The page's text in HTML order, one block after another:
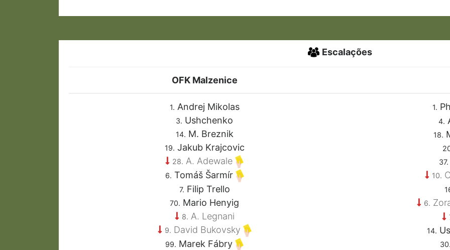
Escalações
OFK Malzenice
1. Andrej Mikolas
3. Ushchenko
14. M. Breznik
19. Jakub Krajcovic
28. A. Adewale
6. Tomáš Šarmír
7. Filip Trello
70. Mario Henyig
8. A. Legnani
9. David Bukovsky
99. Marek Fábry
1.
4.
18.
37.
10.
6.
14.